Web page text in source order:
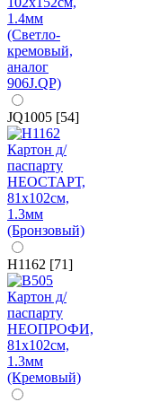
JQ1005 [54]
H1162 [71]